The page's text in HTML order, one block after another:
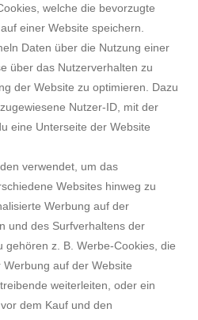
welche die bevorzugte
einer Website speichern.
Daten über die Nutzung einer
über das Nutzerverhalten zu
der Website zu optimieren. Dazu
Nutzer-ID, mit der
eine Unterseite der Website
verwendet, um das
Websites hinweg zu
Werbung auf der
und des Surfverhaltens der
gehören z. B. Werbe-Cookies, die
auf der Website
weiterleiten, oder ein
dem Kauf und den